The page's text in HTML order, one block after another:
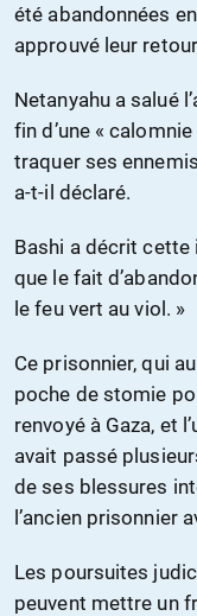
été abandonnées
approuvé leur
Netanyahu a salué
fin d’une «
traquer ses
a-t-il déclaré.
Bashi a décrit cette
que le fait
le feu vert au viol. »
Ce prisonnier, qui
poche de stomie
renvoyé à Gaza, et
avait passé
de ses blessures
l’ancien prisonnier
Les poursuites
peuvent mettre un